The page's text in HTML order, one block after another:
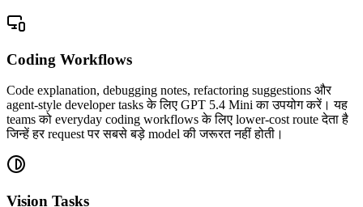
Coding Workflows
Code explanation, debugging notes, refactoring suggestions और
agent-style developer tasks के लिए GPT 5.4 Mini का उपयोग करें। यह
teams को everyday coding workflows के लिए lower-cost route देता है
जिन्हें हर request पर सबसे बड़े model की जरूरत नहीं होती।
Vision Tasks